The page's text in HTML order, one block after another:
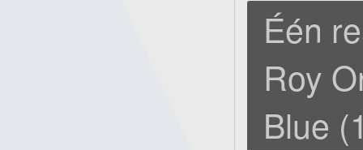
Één
Roy
Blue